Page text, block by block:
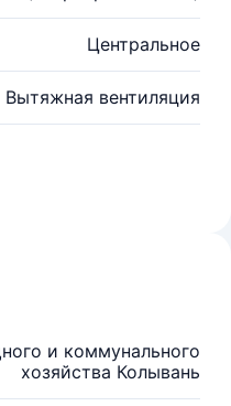
Центральное
Вытяжная вентиляция
и коммунального
хозяйства Колывань